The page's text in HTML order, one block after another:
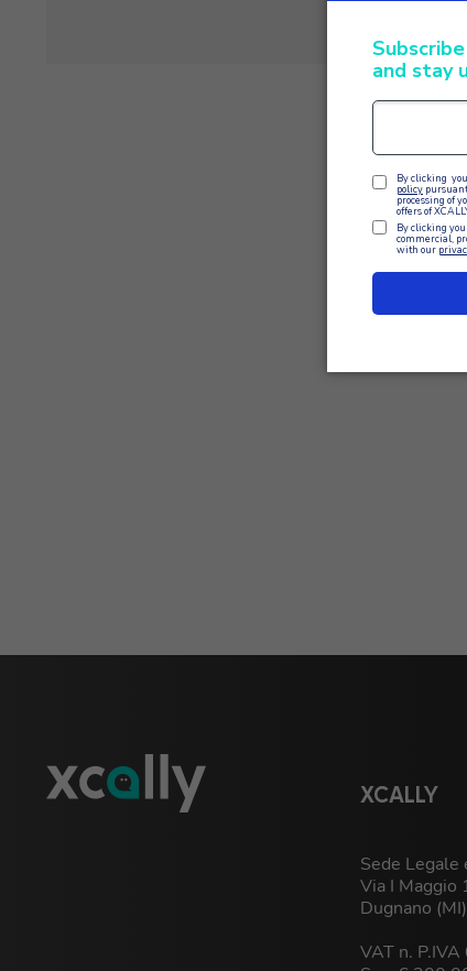
XCALLY
Sede Legale
Via I Maggio
Dugnano
VAT n.